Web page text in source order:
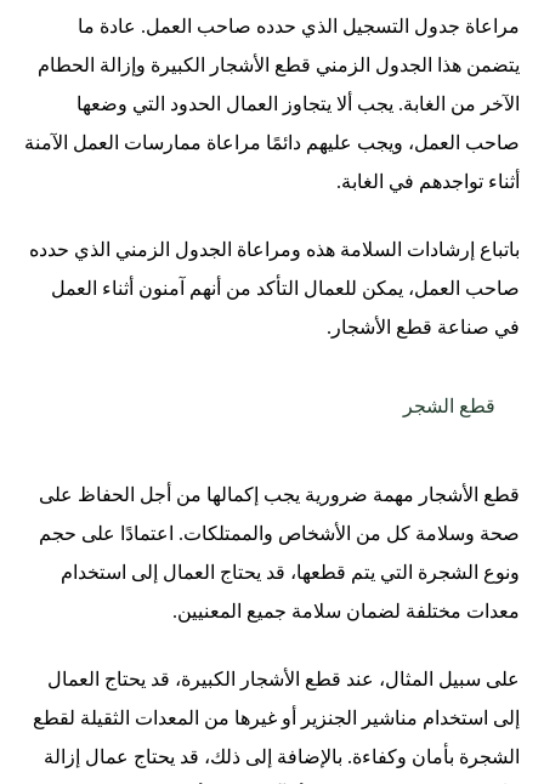
مراعاة جدول التسجيل الذي حدده صاحب العمل. عادة ما
يتضمن هذا الجدول الزمني قطع الأشجار الكبيرة وإزالة الحطام
الآخر من الغابة. يجب ألا يتجاوز العمال الحدود التي وضعها
صاحب العمل، ويجب عليهم دائمًا مراعاة ممارسات العمل الآمنة
أثناء تواجدهم في الغابة.
باتباع إرشادات السلامة هذه ومراعاة الجدول الزمني الذي حدده
صاحب العمل، يمكن للعمال التأكد من أنهم آمنون أثناء العمل
في صناعة قطع الأشجار.
قطع الشجر
قطع الأشجار مهمة ضرورية يجب إكمالها من أجل الحفاظ على
صحة وسلامة كل من الأشخاص والممتلكات. اعتمادًا على حجم
ونوع الشجرة التي يتم قطعها، قد يحتاج العمال إلى استخدام
معدات مختلفة لضمان سلامة جميع المعنيين.
على سبيل المثال، عند قطع الأشجار الكبيرة، قد يحتاج العمال
إلى استخدام مناشير الجنزير أو غيرها من المعدات الثقيلة لقطع
الشجرة بأمان وكفاءة. بالإضافة إلى ذلك، قد يحتاج عمال إزالة